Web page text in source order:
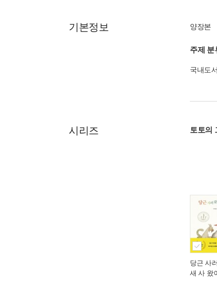
기본정보 양장본
주제 분
국내도
시리즈 토토의
당근 사
새 사 왔